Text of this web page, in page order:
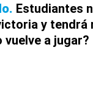
Estudiantes
y tendrá
vuelve a jugar?